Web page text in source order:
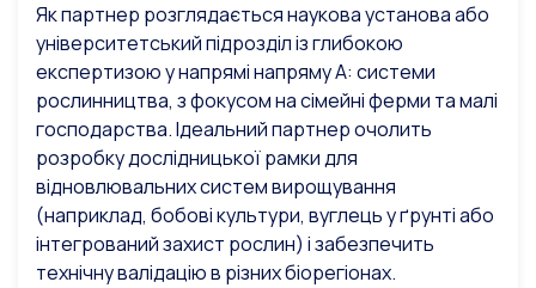
Як партнер розглядається наукова установа або
університетський підрозділ із глибокою
експертизою у напрямі напряму А: системи
рослинництва, з фокусом на сімейні ферми та малі
господарства. Ідеальний партнер очолить
розробку дослідницької рамки для
відновлювальних систем вирощування
(наприклад, бобові культури, вуглець у ґрунті або
інтегрований захист рослин) і забезпечить
технічну валідацію в різних біорегіонах.